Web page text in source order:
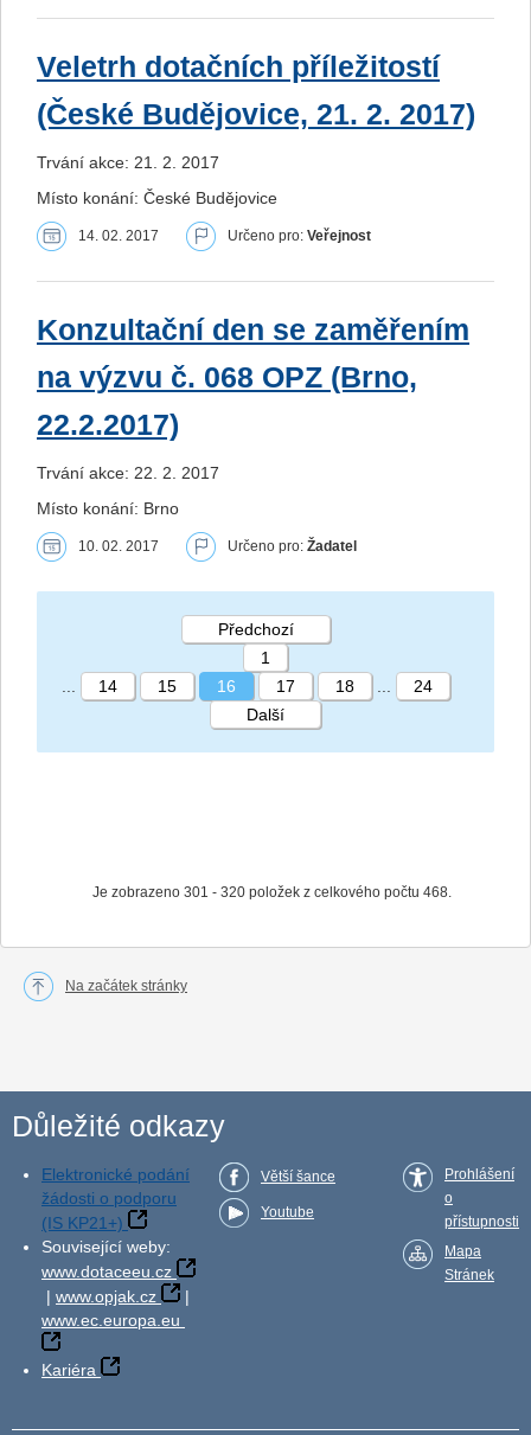
Veletrh dotačních příležitostí
(České Budějovice, 21. 2. 2017)
Trvání akce: 21. 2. 2017
Místo konání: České Budějovice
14. 02. 2017 Určeno pro: Veřejnost
Konzultační den se zaměřením
na výzvu č. 068 OPZ (Brno,
22.2.2017)
Trvání akce: 22. 2. 2017
Místo konání: Brno
10. 02. 2017 Určeno pro: Žadatel
STRÁNKA 16 24
Je zobrazeno 301 - 320 položek z celkového počtu 468.
Předchozí
1
14 15 16 17 18
24
Další
Na začátek stránky
Důležité odkazy
Elektronické podání
žádosti o podporu
(IS KP21+)
Související weby:
www.dotaceeu.cz
| www.opjak.cz
|
www.ec.europa.eu
Kariéra
Větší šance
Youtube
Prohlášení
o
přístupnosti
Mapa
Stránek